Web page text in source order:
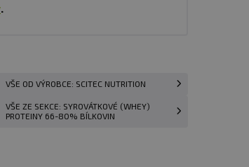
.
VŠE OD VÝROBCE: SCITEC NUTRITION
VŠE ZE SEKCE: SYROVÁTKOVÉ (WHEY)
PROTEINY 66-80% BÍLKOVIN